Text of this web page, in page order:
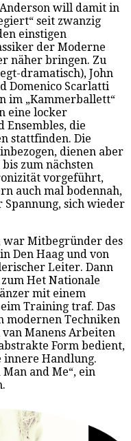
will damit in
seit zwanzig
einstigen
der Moderne
näher bringen. Zu
dramatisch), John
Domenico Scarlatti
im „Kammerballett“
eine locker
Ensembles, die
stattfinden. Die
dienen aber
zum nächsten
vorgeführt,
auch mal bodennah,
sich wieder
war Mitbegründer des
Den Haag und von
Leiter. Dann
Het Nationale
mit einem
Training traf. Das
modernen Techniken
Manens Arbeiten
Form bedient,
innere Handlung.
and Me“, ein